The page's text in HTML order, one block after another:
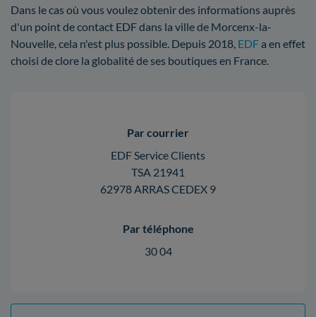
Dans le cas où vous voulez obtenir des informations auprès
d'un point de contact EDF dans la ville de Morcenx-la-
Nouvelle, cela n'est plus possible. Depuis 2018, EDFa en effet
choisi de clore la globalité de ses boutiques en France.
Par courrier
EDF Service Clients
TSA 21941
62978 ARRAS CEDEX 9
Par téléphone
30 04